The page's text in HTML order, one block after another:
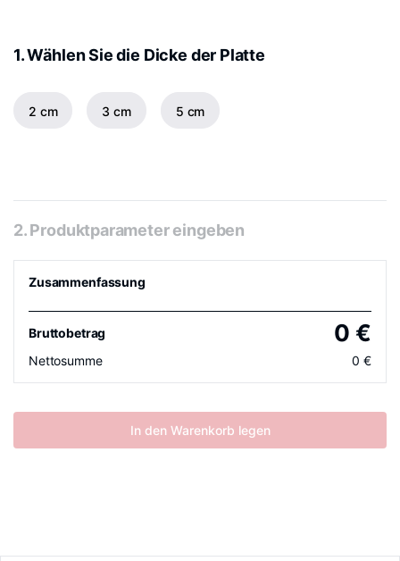
1. Wählen Sie die Dicke der Platte
2 cm 3 cm 5 cm
2. Produktparameter eingeben
Zusammenfassung
Bruttobetrag 0 €
Nettosumme 0 €
In den Warenkorb legen